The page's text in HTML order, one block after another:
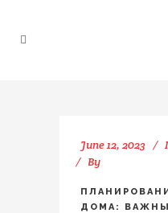
June 12, 2023
By
ДОМА: